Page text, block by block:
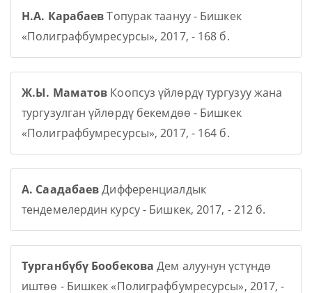
Н.А. КарабаевТопурак таануу - Бишкек
«Полиграфбумресурсы», 2017, - 168 б.
Ж.Ы. Маматов Коопсуз үйлөрдү тургузуу жана
тургузулган үйлөрдү бекемдөө - Бишкек
«Полиграфбумресурсы», 2017, - 164 б.
А. СаадабаевДифференциалдык
тендемелердин курсу - Бишкек, 2017, - 212 б.
Турганбүбү Бообекова Дем алуунун үстүндө
иштөө - Бишкек «Полиграфбумресурсы», 2017, -